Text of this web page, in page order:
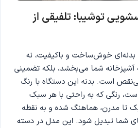
توشیبا: تلفیقی از
بدنه‌ای خوش‌ساخت و باکیفیت، نه
آشپزخانه شما می‌بخشد، بلکه تضمینی
است. بدنه این دستگاه با رنگ
رنگی که به راحتی با هر سبک
تا مدرن، هماهنگ شده و به نقطه
شما تبدیل شود. این مدل در دسته